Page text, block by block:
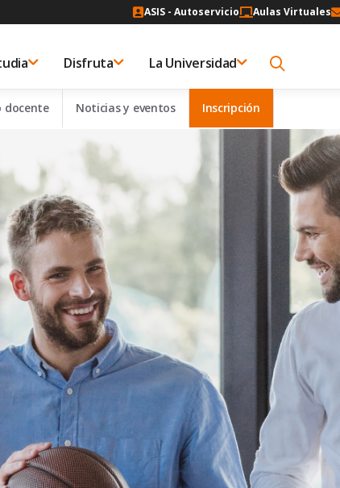
ASIS - Autoservicio Aulas Virtuales
Disfruta La Universidad
docente Noticias y eventos Inscripción